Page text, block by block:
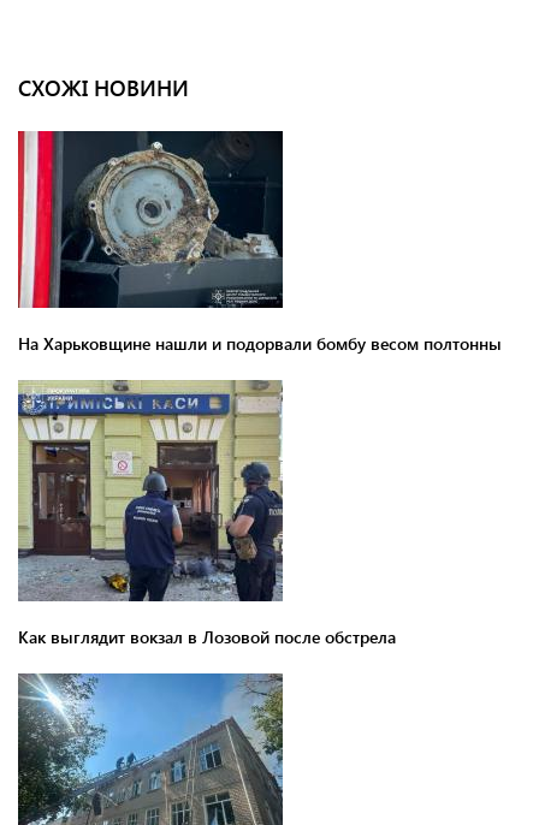
СХОЖІ НОВИНИ
На Харьковщине нашли и подорвали бомбу весом полтонны
Как выглядит вокзал в Лозовой после обстрела